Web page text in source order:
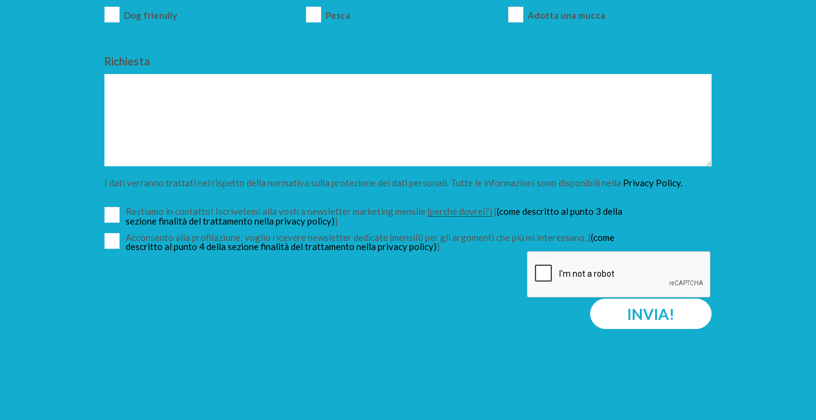
Dog friendly Pesca Adotta una mucca
Richiesta
I dati verranno trattati nel rispetto della normativa sulla protezione dei dati personali. Tutte le informazioni sono disponibili nella Privacy Policy.
Restiamo in contatto! Iscrivetemi alla vostra newsletter marketing mensile (perché dovrei?) [(come descritto al punto 3 della
sezione finalità del trattamento nella privacy policy)]
Acconsento alla profilazione: voglio ricevere newsletter dedicate (mensili) per gli argomenti che più mi interessano, [(come
descritto al punto 4 della sezione finalità del trattamento nella privacy policy)]
INVIA!